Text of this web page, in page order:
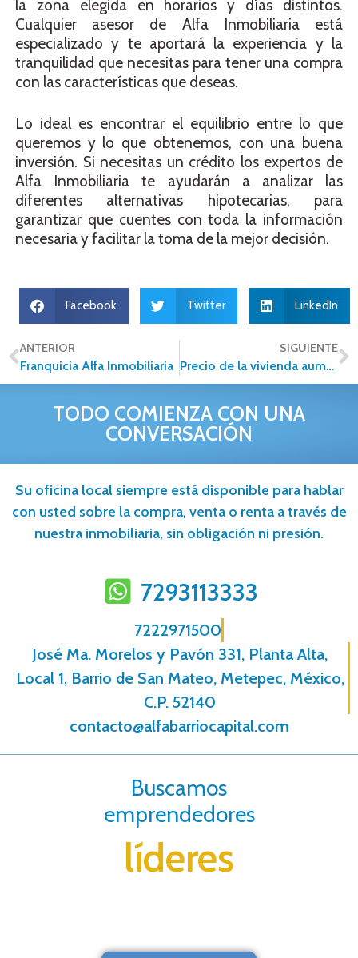
la zona elegida en horarios y días distintos.
Cualquier asesor de Alfa Inmobiliaria está
especializado y te aportará la experiencia y la
tranquilidad que necesitas para tener una compra
con las características que deseas.
Lo ideal es encontrar el equilibrio entre lo que
queremos y lo que obtenemos, con una buena
inversión. Si necesitas un crédito los expertos de
Alfa Inmobiliaria te ayudarán a analizar las
diferentes alternativas hipotecarias, para
garantizar que cuentes con toda la información
necesaria y facilitar la toma de la mejor decisión.
Facebook Twitter LinkedIn
ANTERIOR
Franquicia Alfa Inmobiliaria
SIGUIENTE
Precio de la vivienda aumentó 8.9% de enero a septiembre
TODO COMIENZA CON UNA
CONVERSACIÓN
Su oficina local siempre está disponible para hablar
con usted sobre la compra, venta o renta a través de
nuestra inmobiliaria, sin obligación ni presión.
7293113333
7222971500
José Ma. Morelos y Pavón 331, Planta Alta,
Local 1, Barrio de San Mateo, Metepec, México,
C.P. 52140
contacto@alfabarriocapital.com
Buscamos
emprendedores
líderes